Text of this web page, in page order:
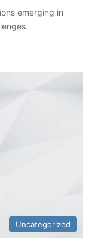
emerging in
Uncategorized